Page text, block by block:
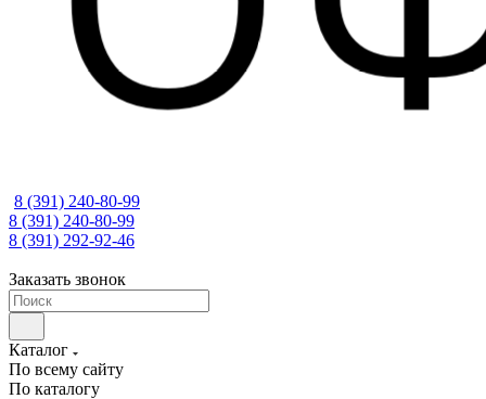
8 (391) 240-80-99
8 (391) 240-80-99
8 (391) 292-92-46
Заказать звонок
Каталог
По всему сайту
По каталогу